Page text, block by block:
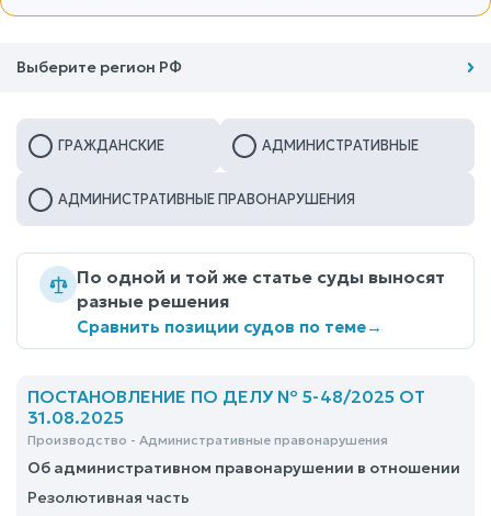
Выберите регион РФ
ГРАЖДАНСКИЕ АДМИНИСТРАТИВНЫЕ
АДМИНИСТРАТИВНЫЕ ПРАВОНАРУШЕНИЯ
По одной и той же статье суды выносят
разные решения
Сравнить позиции судов по теме→
ПОСТАНОВЛЕНИЕ ПО ДЕЛУ № 5-48/2025 ОТ
31.08.2025
Производство - Административные правонарушения
Об административном правонарушении в отношении
Резолютивная часть